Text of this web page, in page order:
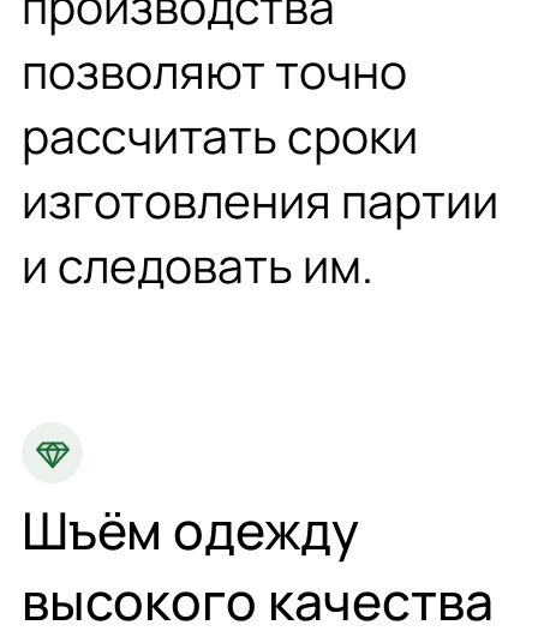
позволяют точно
рассчитать сроки
изготовления партии
и следовать им.
Шъём одежду
высокого качества